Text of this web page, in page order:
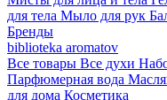
для тела Мыло для рук
Бренды
biblioteka aromatov
Все товары Все духи
Парфюмерная вода
для дома Косметика